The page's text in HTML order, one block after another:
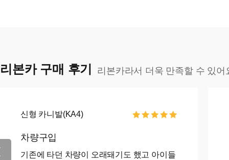
리본카 구매 후기 리본카라서 더욱 만족할 수 있어
신형 카니발(KA4)
차량구입
기존에 타던 차량이 오래돼기도 했고 아이들